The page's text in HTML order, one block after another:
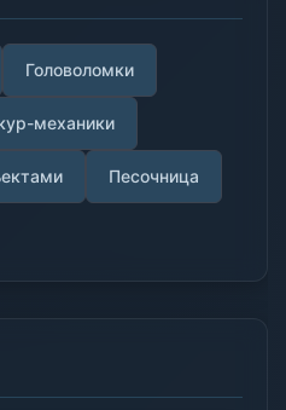
Головоломки
механики
Песочница